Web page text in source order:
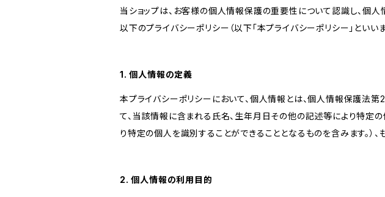
当ショップは、お客様の個人情報保護の重要性について認識し、個人
以下のプライバシーポリシー（以下「本プライバシーポリシー」といい
1. 個人情報の定義
本プライバシーポリシーにおいて、個人情報とは、個人情報保護法
て、当該情報に含まれる氏名、生年月日その他の記述等により特定
り特定の個人を識別することができることとなるものを含みます。）
2. 個人情報の利用目的